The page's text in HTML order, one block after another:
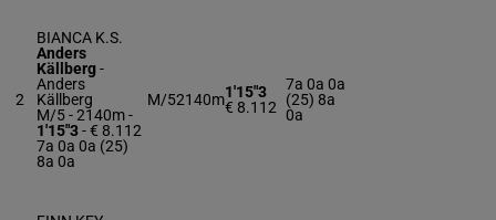
2
BIANCA K.S.
Anders
Källberg-
Anders
Källberg
M/5 - 2140m-
1'15"3- € 8.112
7a 0a 0a (25)
8a 0a
M/52140m1'15"3
€ 8.112
7a 0a 0a
(25) 8a
0a